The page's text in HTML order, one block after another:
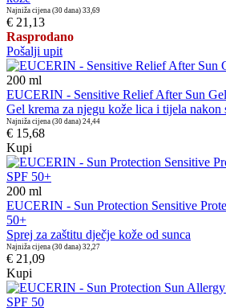
Najniža cijena (30 dana) 33,69
€ 21,13
Rasprodano
Pošalji upit
200 ml
EUCERIN - Sensitive Relief After Sun
Gel krema za njegu kože lica i tijela nakon
Najniža cijena (30 dana) 24,44
€ 15,68
Kupi
200 ml
EUCERIN - Sun Protection Sensitive
50+
Sprej za zaštitu dječje kože od sunca
Najniža cijena (30 dana) 32,27
€ 21,09
Kupi